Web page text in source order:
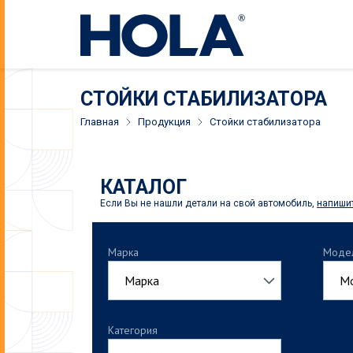
СТОЙКИ СТАБИЛИЗАТОРА
Главная Продукция Стойки стабилизатора
КАТАЛОГ
Если Вы не нашли детали на свой автомобиль,
Марка
Категория